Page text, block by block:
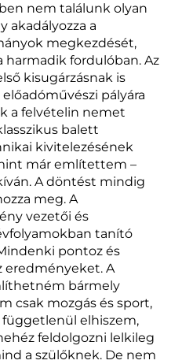
nem találunk olyan
akadályozza a
megkezdését,
harmadik fordulóban. Az
kisugárzásnak is
pályára
a felvételin nemet
balett
kivitelezésének
már említettem –
A döntést mindig
meg. A
vezetői és
tanító
pontoz és
eredményeket. A
bármely
csak mozgás és sport,
elhiszem,
feldolgozni lelkileg
a szülőknek. De nem